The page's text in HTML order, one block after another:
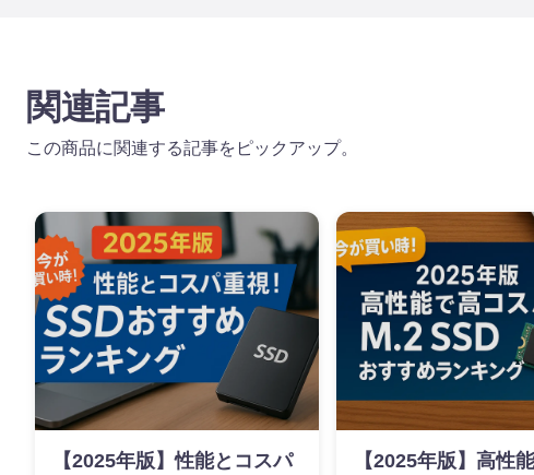
関連記事
この商品に関連する記事をピックアップ。
【2025年版】性能とコスパ 【2025年版】高性